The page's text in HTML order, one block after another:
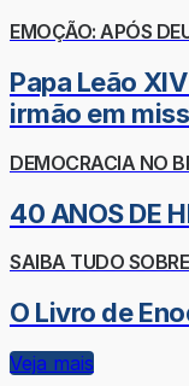
EMOÇÃO: APÓS
Papa Leão
irmão em
DEMOCRACIA NO
40 ANOS DE
SAIBA TUDO SOBRE
O Livro de
Veja mais